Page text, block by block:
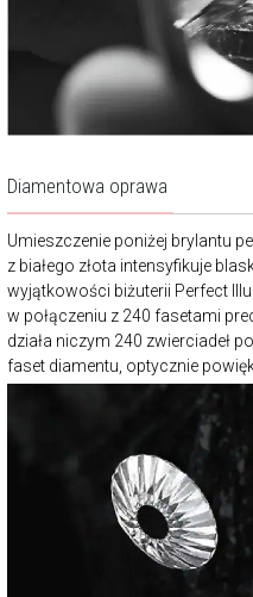
Diamentowa oprawa
Umieszczenie poniżej brylantu
z białego złota intensyfikuje
wyjątkowości biżuterii Perfect
w połączeniu z 240 fasetami
działa niczym 240 zwierciadeł
faset diamentu, optycznie